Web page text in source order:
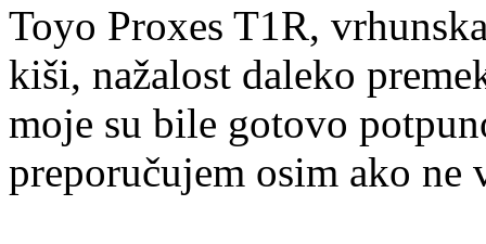
Toyo Proxes T1R,
kiši, nažalost daleko
moje su bile gotovo
preporučujem osim ako ne